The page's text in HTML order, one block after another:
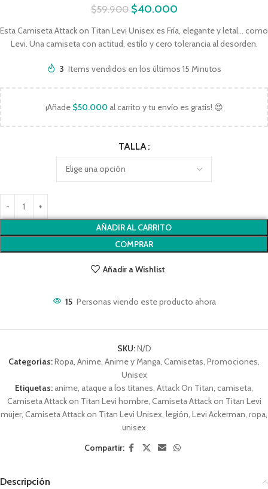
$59.900 $40.000
Esta Camiseta Attack on Titan Levi Unisex es Fría, elegante y letal… como
Levi. Una camiseta con actitud, estilo y cero tolerancia al desorden.
3 Items vendidos en los últimos 15 Minutos
¡Añade $50.000 al carrito y tu envío es gratis! 😍
TALLA
AÑADIR AL CARRITO
COMPRAR
Añadir a Wishlist
15 Personas viendo este producto ahora
SKU:N/D
Categorías:Ropa, Anime, Anime y Manga, Camisetas, Promociones,
Unisex
Etiquetas: anime, ataque a los titanes, Attack On Titan, camiseta,
Camiseta Attack on Titan Levi hombre, Camiseta Attack on Titan Levi
mujer, Camiseta Attack on Titan Levi Unisex, legión, Levi Ackerman, ropa,
unisex
Compartir:
Descripción